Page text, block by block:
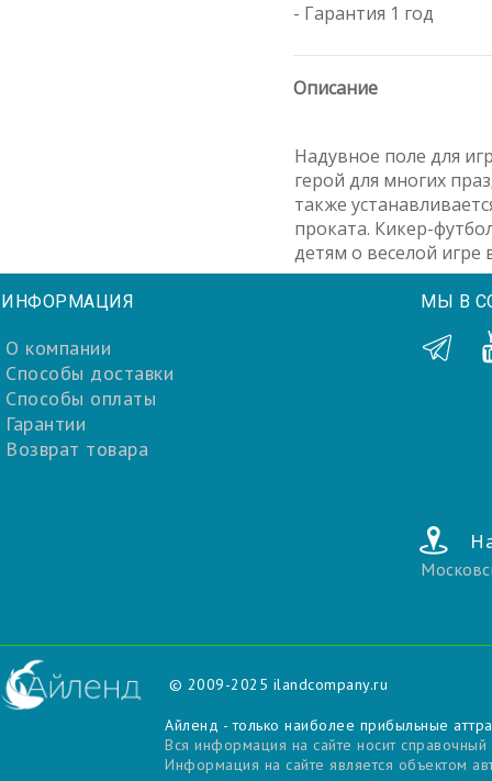
- Гарантия 1 год
Описание
Надувное поле для
герой для многих
также
проката. Кикер-
детям о веселой игре
ИНФОРМАЦИЯ МЫ В
О компании
Способы доставки
Способы оплаты
Гарантии
Возврат товара
© 2009-2025 ilandcompany.ru
Айленд - только наиболее прибыльные
Вся информация на сайте носит
Информация на сайте является объектом